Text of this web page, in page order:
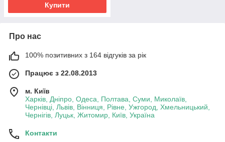
Купити
Про нас
100% позитивних з 164 відгуків за рік
Працює з 22.08.2013
м. Київ
Харків, Дніпро, Одеса, Полтава, Суми, Миколаїв,
Чернівці, Львів, Вінниця, Рівне, Ужгород, Хмельницький,
Чернігів, Луцьк, Житомир, Київ, Україна
Контакти